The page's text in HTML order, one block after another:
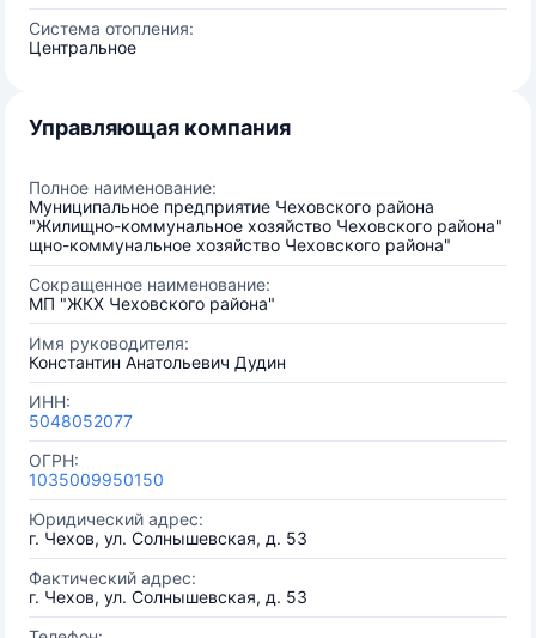
Система отопления:
Центральное
Управляющая компания
Полное наименование:
Муниципальное предприятие Чеховского района
"Жилищно-коммунальное хозяйство Чеховского района"
щно-коммунальное хозяйство Чеховского района"
Сокращенное наименование:
МП "ЖКХ Чеховского района"
Имя руководителя:
Константин Анатольевич Дудин
ИНН:
5048052077
ОГРН:
1035009950150
Юридический адрес:
г. Чехов, ул. Солнышевская, д. 53
Фактический адрес:
г. Чехов, ул. Солнышевская, д. 53